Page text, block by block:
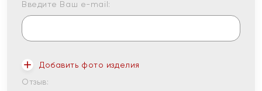
Введите Ваш e-mail:
Добавить фото изделия
Отзыв: